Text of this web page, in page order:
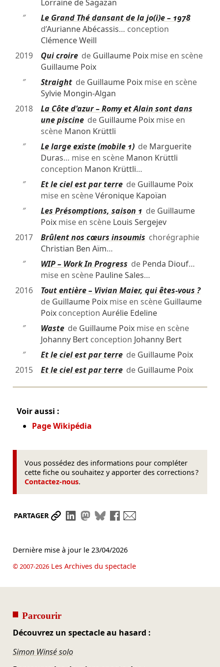
Lorraine de Sagazan
″
Le Grand Thé dansant de la jo(i)e – 1978
d’Aurianne Abécassis… conception
Clémence Weill
2019
Qui croirede Guillaume Poixmise en scène
Guillaume Poix
″
Straightde Guillaume Poixmise en scène
Sylvie Mongin-Algan
2018
La Côte d'azur – Romy et Alain sont dans
une piscinede Guillaume Poixmise en
scène Manon Krüttli
″
Le large existe (mobile 1)de Marguerite
Duras… mise en scène Manon Krüttli
conception Manon Krüttli…
″
Et le ciel est par terrede Guillaume Poix
mise en scèneVéronique Kapoïan
″
Les Présomptions, saison 1 de Guillaume
Poixmise en scène Louis Sergejev
2017
Brûlent nos cœurs insoumis chorégraphie
Christian Ben Aïm…
″
WIP – Work In Progress de Penda Diouf…
mise en scène Pauline Sales…
2016
Tout entière – Vivian Maier, qui êtes-vous ?
de Guillaume Poixmise en scène Guillaume
Poixconception Aurélie Edeline
″
Wastede Guillaume Poixmise en scène
Johanny Bertconception Johanny Bert
″
Et le ciel est par terrede Guillaume Poix
2015
Et le ciel est par terrede Guillaume Poix
Voir aussi :
Page Wikipédia
Vous possédez des informations pour compléter
cette fiche ou souhaitez y apporter des corrections ?
Contactez-nous.
PARTAGER Partager le lien
Partager sur LinkedIn
Partager sur Mastodon
Partager sur Bluesky
Partager sur Facebook
Dernière mise à jour le 23/04/2026
© 2007-2026Les Archives du spectacle
Parcourir
Découvrez un spectacle au hasard :
Simon Winsé solo